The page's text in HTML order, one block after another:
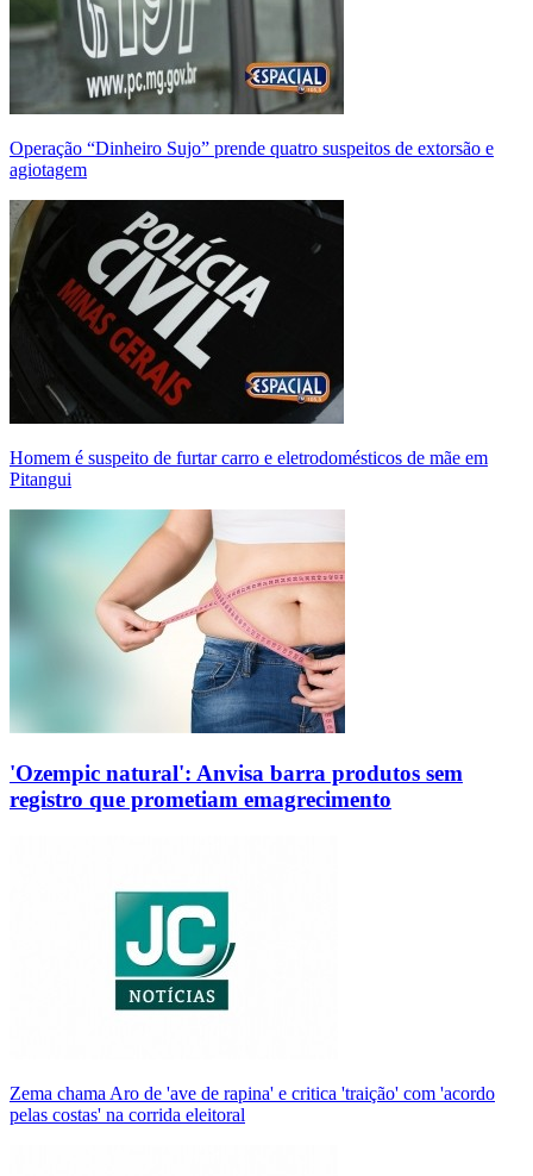
Operação “Dinheiro Sujo” prende quatro suspeitos de extorsão e
agiotagem
Homem é suspeito de furtar carro e eletrodomésticos de mãe em
Pitangui
'Ozempic natural': Anvisa barra produtos sem
registro que prometiam emagrecimento
Zema chama Aro de 'ave de rapina' e critica 'traição' com 'acordo
pelas costas' na corrida eleitoral